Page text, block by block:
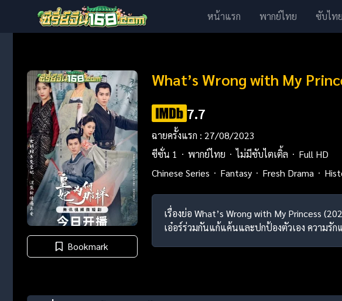
หน้าแรก พากย์ไทย ซับไทย
Bookmark
What’s Wrong with My
7.7
ฉายครั้งแรก : 27/08/2023
ซีซั่น 1
พากย์ไทย ไม่มีซับไตเติ้ล
Full HD
Chinese Series
Fantasy Fresh Drama
เรื่องย่อ What’s Wrong with My Princess
เอ๋อร์ร่วมกันแก้แค้นและปกป้องตัวเอง ความรั